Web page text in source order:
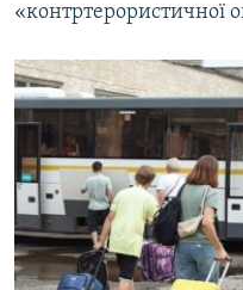
«контртерористичної